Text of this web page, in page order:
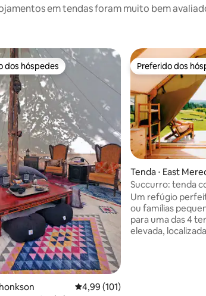
em tendas foram muito bem
de 5, 190 avaliações
preferidos dos hóspedes
dos hóspedes
4,99 de uma avaliação média de
4,99 (101)
Preferido dos
Preferido dos
Tenda ⋅ East
Succurro: tenda
Um refúgio
ou famílias
para uma das 4
elevada,